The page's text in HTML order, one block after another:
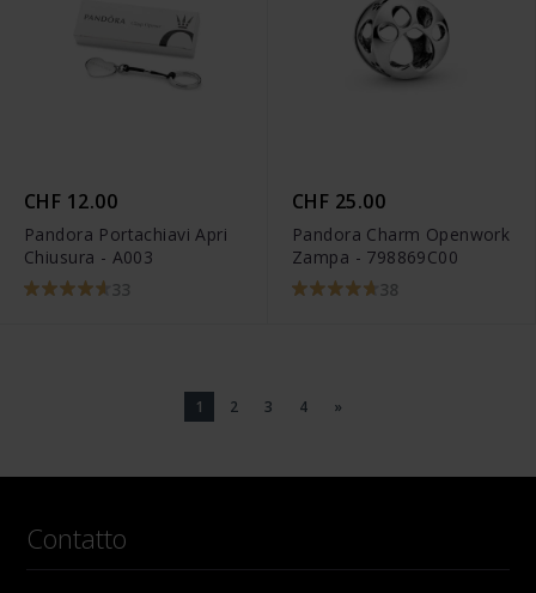
CHF 12.00
Pandora Portachiavi Apri
Chiusura - A003
33
CHF 25.00
Pandora Charm Openwork
Zampa - 798869C00
38
1 2 3 4 »
Contatto